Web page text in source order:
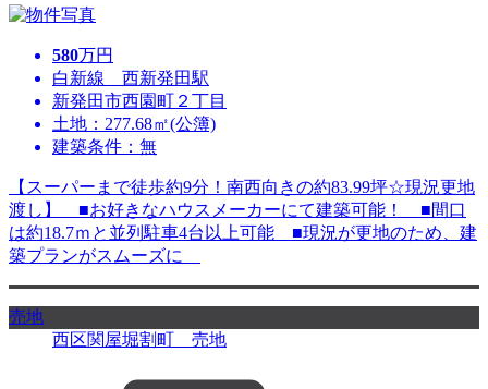
580万円
白新線 西新発田駅
新発田市西園町２丁目
土地：277.68㎡(公簿)
建築条件：無
【スーパーまで徒歩約9分！南西向きの約83.99坪☆現況更地
渡し】 ■お好きなハウスメーカーにて建築可能！ ■間口
は約18.7ｍと並列駐車4台以上可能 ■現況が更地のため、建
築プランがスムーズに
売地
西区関屋堀割町 売地